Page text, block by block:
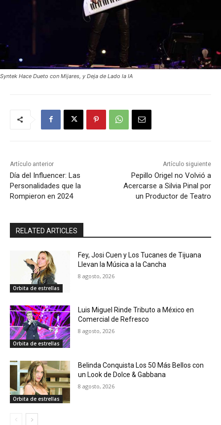
Syntek Hace Dueto con Mijares, y Deja de Lado la IA
Artículo anterior
Día del Influencer: Las
Personalidades que la
Rompieron en 2024
Artículo siguiente
Pepillo Origel no Volvió a
Acercarse a Silvia Pinal por
un Productor de Teatro
RELATED ARTICLES
Orbita de estrellas
Fey, Josi Cuen y Los Tucanes de Tijuana
Llevan la Música a la Cancha
8 agosto, 2026
Orbita de estrellas
Luis Miguel Rinde Tributo a México en
Comercial de Refresco
8 agosto, 2026
Orbita de estrellas
Belinda Conquista Los 50 Más Bellos con
un Look de Dolce & Gabbana
8 agosto, 2026